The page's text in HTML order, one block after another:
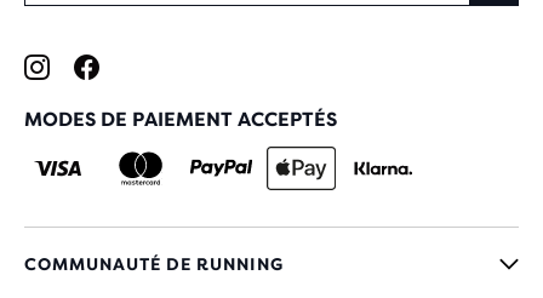
MODES DE PAIEMENT ACCEPTÉS
COMMUNAUTÉ DE RUNNING